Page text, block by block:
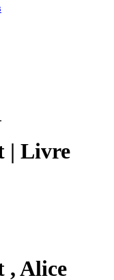
| Livre
, Alice